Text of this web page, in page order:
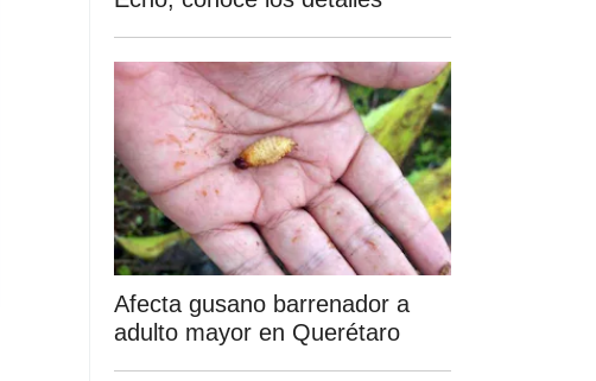
Afecta gusano barrenador a
adulto mayor en Querétaro